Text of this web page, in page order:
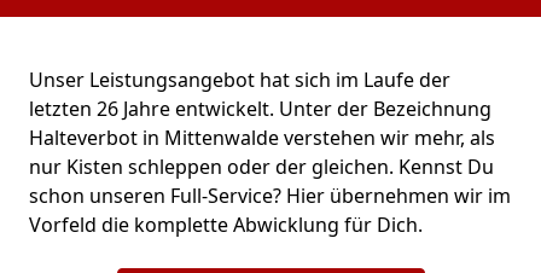
Unser Leistungsangebot hat sich im Laufe der
letzten 26 Jahre entwickelt. Unter der Bezeichnung
Halteverbot in Mittenwalde verstehen wir mehr, als
nur Kisten schleppen oder der gleichen. Kennst Du
schon unseren Full-Service? Hier übernehmen wir im
Vorfeld die komplette Abwicklung für Dich.